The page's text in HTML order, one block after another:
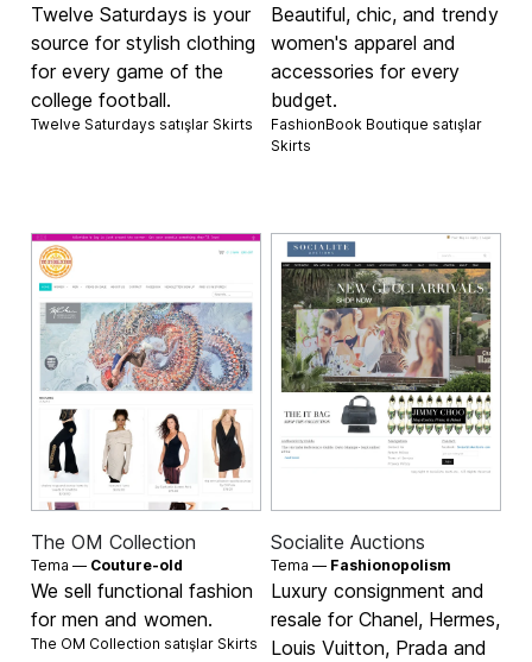
Twelve Saturdays is your
source for stylish clothing
for every game of the
college football.
Twelve Saturdays satışlar Skirts
Beautiful, chic, and trendy
women's apparel and
accessories for every
budget.
FashionBook Boutique satışlar
Skirts
The OM Collection
Tema — Couture-old
We sell functional fashion
for men and women.
The OM Collection satışlar Skirts
Socialite Auctions
Tema — Fashionopolism
Luxury consignment and
resale for Chanel, Hermes,
Louis Vuitton, Prada and